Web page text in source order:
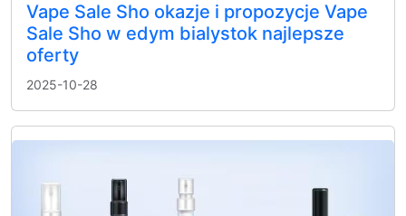
Vape Sale Sho okazje i propozycje Vape
Sale Sho w edym bialystok najlepsze
oferty
2025-10-28